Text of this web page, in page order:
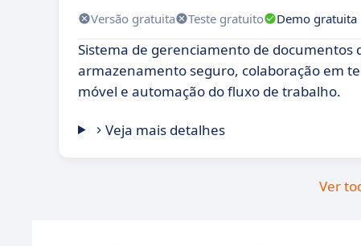
Versão gratuita Teste gratuito Demo gratuita
Sistema de gerenciamento de documentos
armazenamento seguro, colaboração em
móvel e automação do fluxo de trabalho.
Veja mais detalhes
Ver